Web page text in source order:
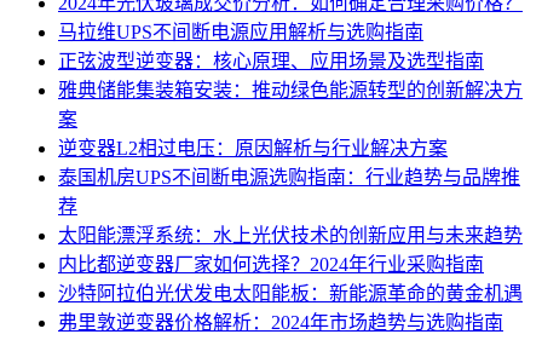
马拉维UPS不间断电源应用解析与选购指南
正弦波型逆变器：核心原理、应用场景及选型指南
雅典储能集装箱安装：推动绿色能源转型的创新解决方
案
逆变器L2相过电压：原因解析与行业解决方案
泰国机房UPS不间断电源选购指南：行业趋势与品牌推
荐
太阳能漂浮系统：水上光伏技术的创新应用与未来趋势
内比都逆变器厂家如何选择？2024年行业采购指南
沙特阿拉伯光伏发电太阳能板：新能源革命的黄金机遇
弗里敦逆变器价格解析：2024年市场趋势与选购指南